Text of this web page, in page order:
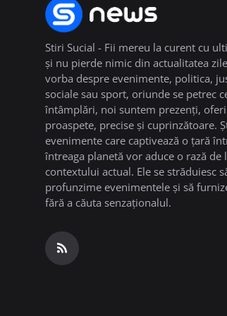
Stiri Sucial - Fii mereu la curent cu
și nu pierde nimic din actualitatea
vorba despre evenimente, politica,
sociale sau sport, oriunde se petrec
întâmplări, noi suntem prezenți,
proaspete, precise și cuprinzătoare.
evenimente care captivează o țară
întreaga planetă vor aduce o rază de
contextului actual. Ele se străduiesc
profunzime evenimentele și să
fără a căuta senzaționalul.